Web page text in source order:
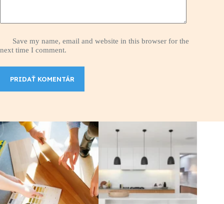
Save my name, email and website in this browser for the
next time I comment.
PRIDAŤ KOMENTÁR